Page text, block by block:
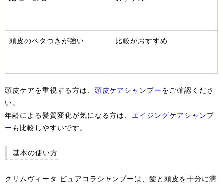
頭皮のベタつきが強い 比較がおすすめ
頭皮ケアを重視する方は、 頭皮ケアシャンプーをご確認くださ
い。
年齢による髪質変化が気になる方は、 エイジングケアシャンプ
ー も比較しやすいです。
基本の使い方
クリムヴィータ ピュアコラシャンプーは、髪と頭皮を十分に濡